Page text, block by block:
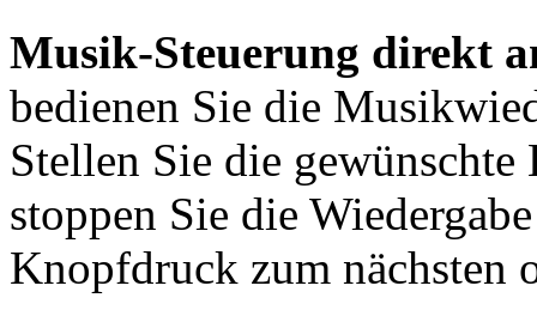
Musik-Steuerung direkt
bedienen Sie die
Stellen Sie die
stoppen Sie die
Knopfdruck zum nächsten